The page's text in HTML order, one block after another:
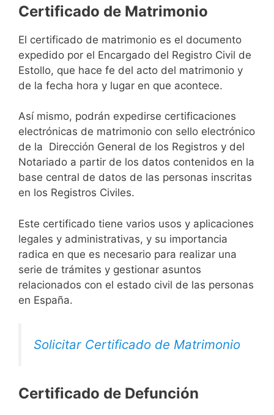
Certificado de Matrimonio
El certificado de matrimonio es el documento
expedido por el Encargado del Registro Civil de
Estollo, que hace fe del acto del matrimonio y
de la fecha hora y lugar en que acontece.
Así mismo, podrán expedirse certificaciones
electrónicas de matrimonio con sello electrónico
de la Dirección General de los Registros y del
Notariado a partir de los datos contenidos en la
base central de datos de las personas inscritas
en los Registros Civiles.
Este certificado tiene varios usos y aplicaciones
legales y administrativas, y su importancia
radica en que es necesario para realizar una
serie de trámites y gestionar asuntos
relacionados con el estado civil de las personas
en España.
Solicitar Certificado de Matrimonio
Certificado de Defunción